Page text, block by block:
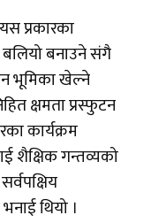
प्रकारका
बलियो बनाउने संगै
भूमिका खेल्ने
क्षमता प्रस्फुटन
कार्यक्रम
शैक्षिक गन्तव्यको
थियो ।